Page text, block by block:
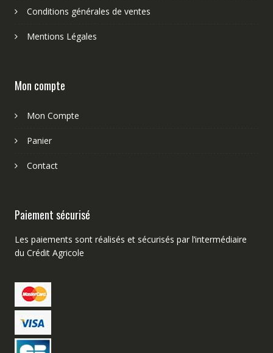
Conditions générales de ventes
Mentions Légales
Mon compte
Mon Compte
Panier
Contact
Paiement sécurisé
Les paiements sont réalisés et sécurisés par l’intermédiaire
du Crédit Agricole